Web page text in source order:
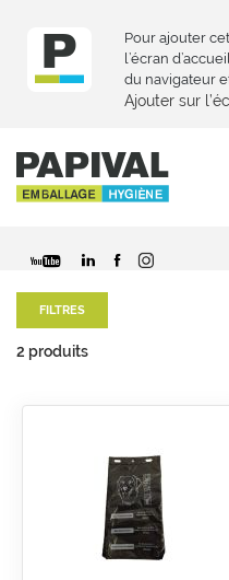
Pour ajouter
l’écran
du navigateur
Ajouter sur
to
Content
2 produits
FILTRES